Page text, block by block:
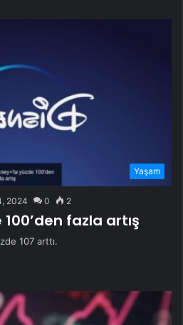
Yaşam
2024 0 2
fazla artış
107 arttı.